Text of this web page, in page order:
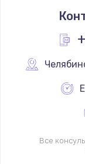
Все